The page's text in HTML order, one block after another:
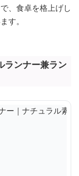
、食卓を格上げし
す。
ランナー兼ラン